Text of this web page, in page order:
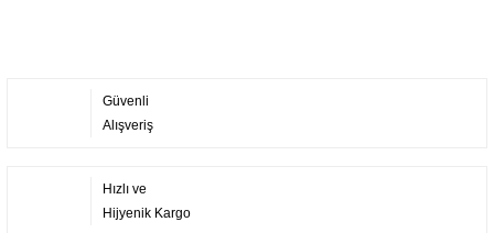
Güvenli
Alışveriş
Hızlı ve
Hijyenik Kargo